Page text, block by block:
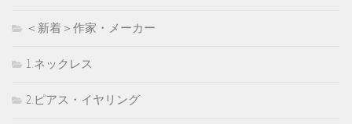
＜新着＞作家・メーカー
1.ネックレス
2.ピアス・イヤリング